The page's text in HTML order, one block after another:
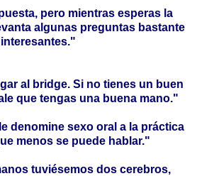
pero mientras esperas la
algunas preguntas bastante
interesantes."
al bridge. Si no tienes un buen
que tengas una buena mano."
denomine sexo oral a la práctica
menos se puede hablar."
tuviésemos dos cerebros,